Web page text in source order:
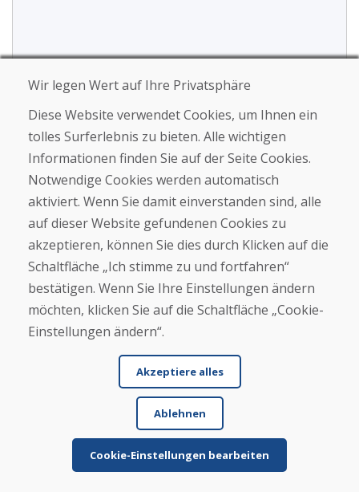
Jürgen Reinhard , 17.12.2025
★★ ★★★
Wir haben ein paar gebrauchte Ski bestellt und
innerhalb von 4 Werktagen erhalten. Sie Ski sind
ge...
Mehr lesen ...
Weitere Rezensionen ansehen >
Eigene Rezension
verfassen
★★
Wir legen Wert auf Ihre Privatsphäre
Diese Website verwendet Cookies, um Ihnen ein
tolles Surferlebnis zu bieten. Alle wichtigen
Informationen finden Sie auf der Seite Cookies.
Notwendige Cookies werden automatisch
aktiviert. Wenn Sie damit einverstanden sind, alle
auf dieser Website gefundenen Cookies zu
akzeptieren, können Sie dies durch Klicken auf die
Schaltfläche „Ich stimme zu und fortfahren“
bestätigen. Wenn Sie Ihre Einstellungen ändern
möchten, klicken Sie auf die Schaltfläche „Cookie-
Einstellungen ändern“.
Akzeptiere alles
Ablehnen
Cookie-Einstellungen bearbeiten